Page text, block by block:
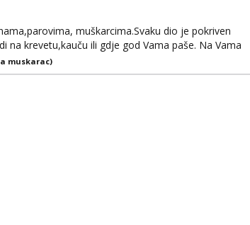
muškarcima.Svaku dio je pokriven
krevetu,kauču ili gdje god Vama paše. Na Vama
i uživate. Opis:Smeđa kosa ,zelene oči,175 cm,75
dogovor do 20h.Poslije se ne javljam.Hvala Sl...
muskarac)